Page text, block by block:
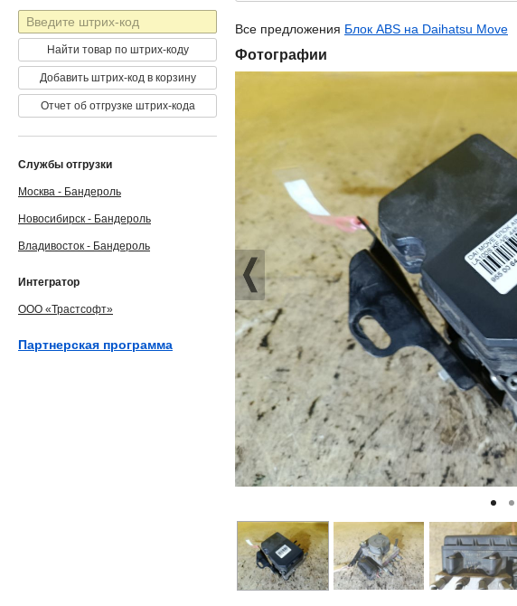
Все предложения Блок ABS на Daihatsu Move
Фотографии
Штрих-
код
Найти товар по штрих-коду
Добавить штрих-код в корзину
Отчет об отгрузке штрих-кода
Службы отгрузки
Москва - Бандероль
Новосибирск - Бандероль
Владивосток - Бандероль
Интегратор
ООО «Трастсофт»
Партнерская программа